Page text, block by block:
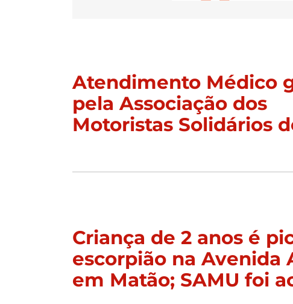
Atendimento Médico
pela Associação dos
Motoristas Solidários
Criança de 2 anos é
escorpião na Avenida
em Matão; SAMU foi